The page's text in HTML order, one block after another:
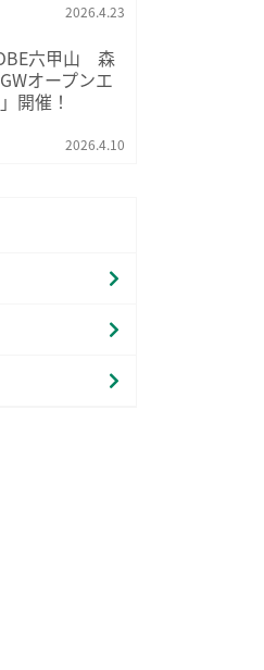
2026.4.23
六甲山 森
オープンエ
開催！
2026.4.10